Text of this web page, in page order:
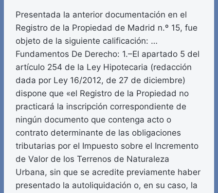
Presentada la anterior documentación en el
Registro de la Propiedad de Madrid n.º 15, fue
objeto de la siguiente calificación: …
Fundamentos De Derecho: 1.–El apartado 5 del
artículo 254 de la Ley Hipotecaria (redacción
dada por Ley 16/2012, de 27 de diciembre)
dispone que «el Registro de la Propiedad no
practicará la inscripción correspondiente de
ningún documento que contenga acto o
contrato determinante de las obligaciones
tributarias por el Impuesto sobre el Incremento
de Valor de los Terrenos de Naturaleza
Urbana, sin que se acredite previamente haber
presentado la autoliquidación o, en su caso, la